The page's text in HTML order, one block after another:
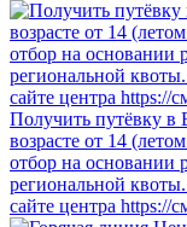
Получить путёвку
возрасте от 14
отбор на основании
региональной
сайте центра https://